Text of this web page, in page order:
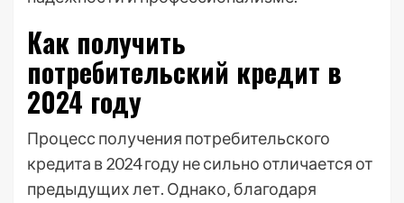
Как получить
потребительский кредит в
2024 году
Процесс получения потребительского
кредита в 2024 году не сильно отличается от
предыдущих лет. Однако‚ благодаря